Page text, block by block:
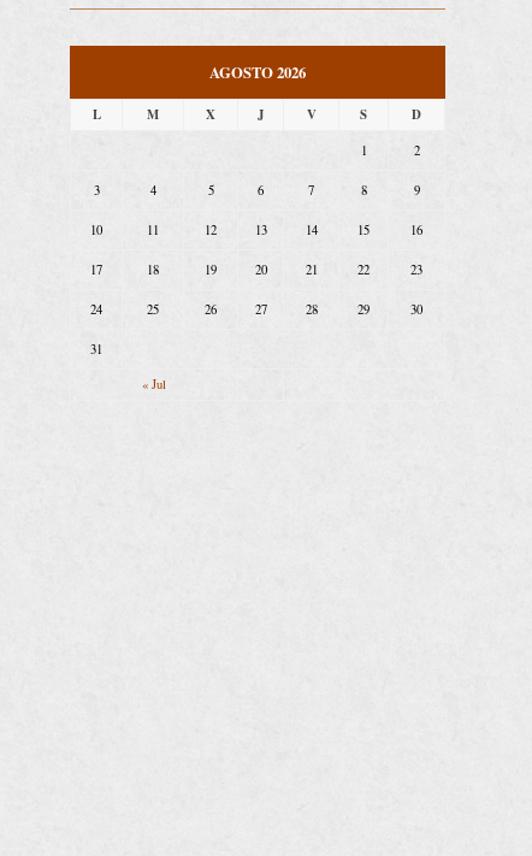
AGOSTO 2026
L M X J V S D
« Jul
1 2
3 4 5 6 7 8 9
10 11 12 13 14 15 16
17 18 19 20 21 22 23
24 25 26 27 28 29 30
31